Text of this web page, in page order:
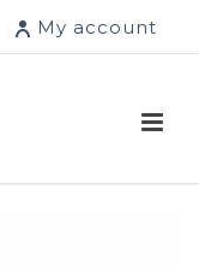
My account